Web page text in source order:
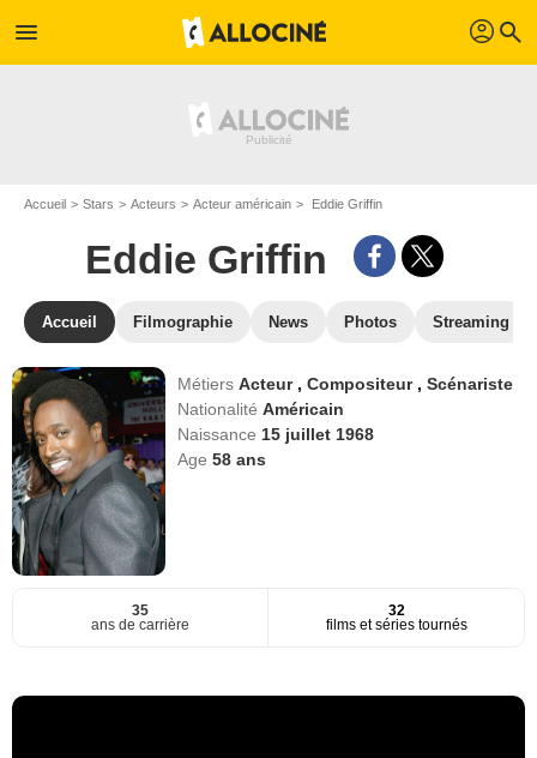
menu profil search
Accueil Stars Acteurs Acteur américain Eddie Griffin
Eddie Griffin
Accueil Filmographie News Photos Streaming
MétiersActeur ,Compositeur ,Scénariste
NationalitéAméricain
Naissance 15 juillet 1968
Age58 ans
35
ans de carrière
32
films et séries tournés